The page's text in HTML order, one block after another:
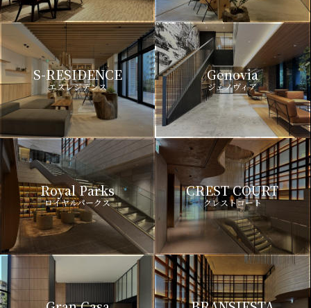
S-RESIDENCE
エスレジデンス
Genovia
ジェノヴィア
Royal Parks
ロイヤルパークス
CREST COURT
クレストコート